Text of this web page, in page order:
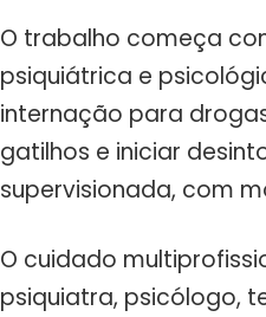
O trabalho começa
psiquiátrica e
internação para
gatilhos e iniciar
supervisionada, com
O cuidado
psiquiatra, psicólogo,